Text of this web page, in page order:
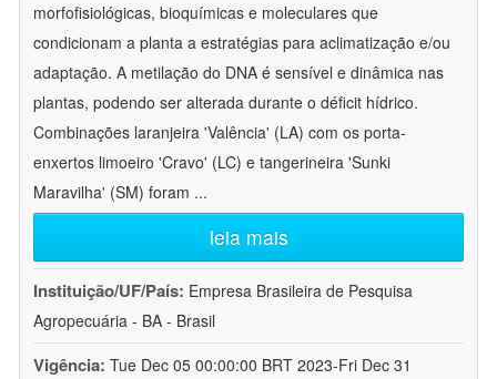
morfofisiológicas, bioquímicas e moleculares que
condicionam a planta a estratégias para aclimatização e/ou
adaptação. A metilação do DNA é sensível e dinâmica nas
plantas, podendo ser alterada durante o déficit hídrico.
Combinações laranjeira 'Valência' (LA) com os porta-
enxertos limoeiro 'Cravo' (LC) e tangerineira 'Sunki
Maravilha' (SM) foram ...
leia mais
Instituição/UF/País: Empresa Brasileira de Pesquisa
Agropecuária - BA - Brasil
Vigência: Tue Dec 05 00:00:00 BRT 2023-Fri Dec 31